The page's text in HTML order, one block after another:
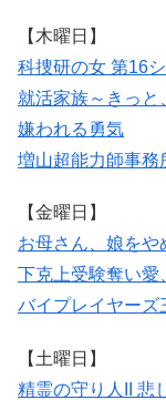
【木曜日】
科捜研の女 第16
就活家族～きっと
嫌われる勇気
増山超能力師事務
【金曜日】
お母さん、娘をや
下克上受験奪い愛
バイプレイヤーズ
【土曜日】
精霊の守り人II 悲